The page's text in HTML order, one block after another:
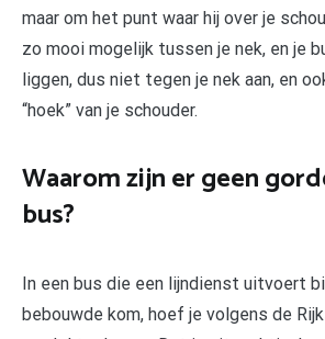
maar om het punt waar hij over je
zo mooi mogelijk tussen je nek, en je
liggen, dus niet tegen je nek aan, en
“hoek” van je schouder.
Waarom zijn er geen
bus?
In een bus die een lijndienst uitvoert
bebouwde kom, hoef je volgens de